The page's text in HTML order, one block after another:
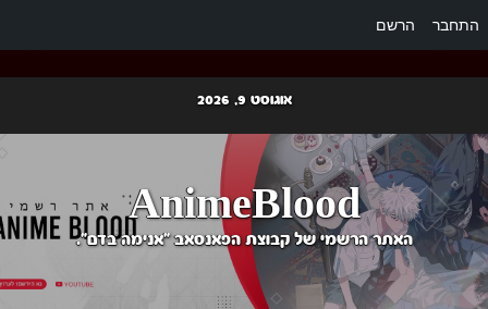
התחבר הרשם
content
אוגוסט 9, 2026
AnimeBlood
האתר הרשמי של קבוצת הפאנסאב "אנימה בדם".